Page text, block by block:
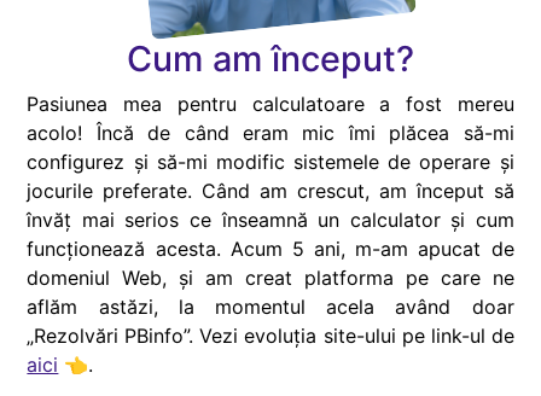
Cum am început?
Pasiunea mea pentru calculatoare a fost mereu
acolo! Încă de când eram mic îmi plăcea să-mi
configurez și să-mi modific sistemele de operare și
jocurile preferate. Când am crescut, am început să
învăț mai serios ce înseamnă un calculator și cum
funcționează acesta. Acum 5 ani, m-am apucat de
domeniul Web, și am creat platforma pe care ne
aflăm astăzi, la momentul acela având doar
„Rezolvări PBinfo”. Vezi evoluția site-ului pe link-ul de
aici 👈.